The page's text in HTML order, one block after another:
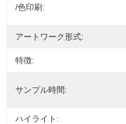
/色印刷:
アートワーク形式:
特徴:
サンプル時間:
ハイライト: